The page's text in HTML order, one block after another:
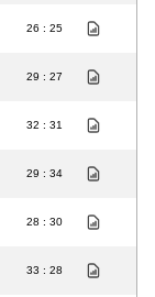
26 : 25
29 : 27
32 : 31
29 : 34
28 : 30
33 : 28